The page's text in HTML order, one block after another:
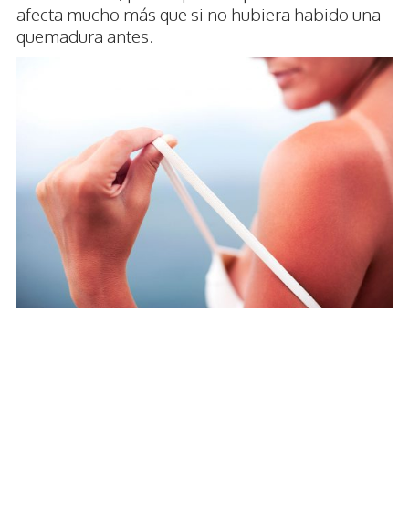
afecta mucho más que si no hubiera habido una
quemadura antes.